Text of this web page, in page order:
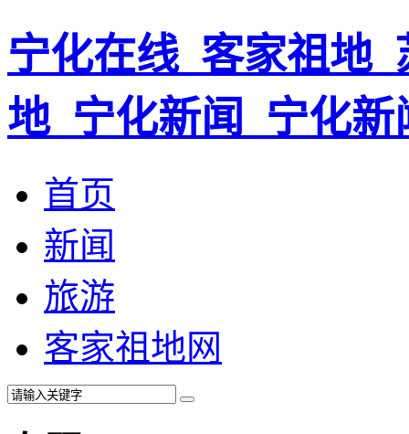
宁化在线_客家祖地
地_宁化新闻_宁化
首页
新闻
旅游
客家祖地网